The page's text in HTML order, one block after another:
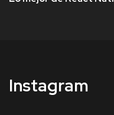
Instagram